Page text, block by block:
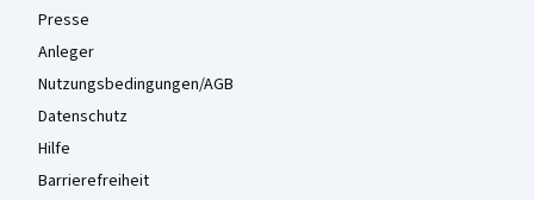
Presse
Anleger
Nutzungsbedingungen/AGB
Datenschutz
Hilfe
Barrierefreiheit